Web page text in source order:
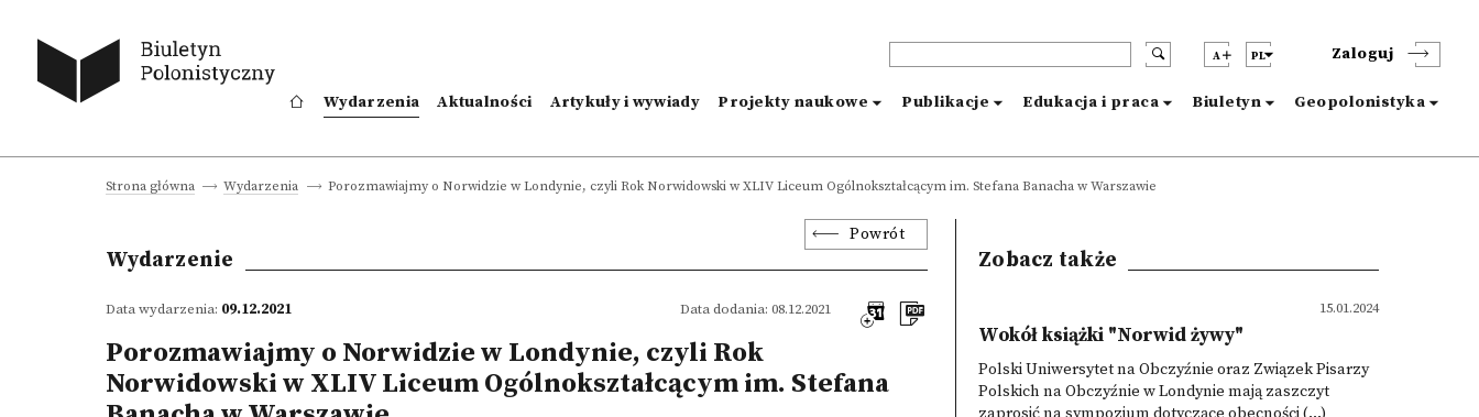
A PL Zaloguj
Wydarzenia Aktualności Artykuły i wywiady Projekty naukowe Publikacje Edukacja i praca Biuletyn Geopolonistyka
Strona główna Wydarzenia Porozmawiajmy o Norwidzie w Londynie, czyli Rok Norwidowski w XLIV Liceum Ogólnokształcącym im. Stefana Banacha w Warszawie
Powrót
Wydarzenie
Data wydarzenia: 09.12.2021 Data dodania: 08.12.2021
Porozmawiajmy o Norwidzie w Londynie, czyli Rok
Norwidowski w XLIV Liceum Ogólnokształcącym im. Stefana
Zobacz także
15.01.2024
Wokół książki "Norwid żywy"
Polski Uniwersytet na Obczyźnie oraz Związek Pisarzy
Polskich na Obczyźnie w Londynie mają zaszczyt